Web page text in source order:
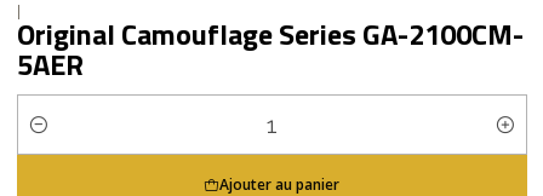
|
Original Camouflage Series GA-2100CM-
5AER
Quantité
Ajouter au panier